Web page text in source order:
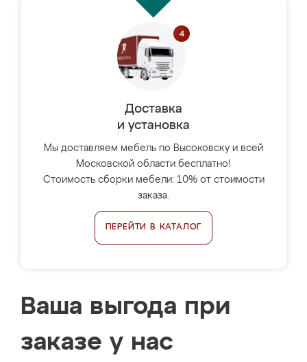
Доставка
и установка
Мы доставляем мебель по Высоковску и всей
Московской области бесплатно!
Стоимость сборки мебели: 10% от стоимости
заказа.
ПЕРЕЙТИ В КАТАЛОГ
Ваша выгода при
заказе у нас